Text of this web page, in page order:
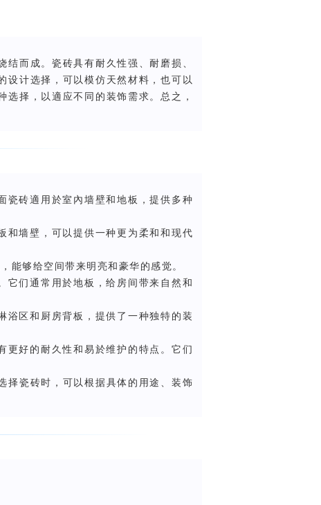
而成。瓷砖具有耐久性强、耐磨损、
设计选择，可以模仿天然材料，也可以
择，以適应不同的装饰需求。总之，
瓷砖適用於室內墙壁和地板，提供多种
和墙壁，可以提供一种更为柔和和现代
能够给空间带来明亮和豪华的感觉。
它们通常用於地板，给房间带来自然和
浴区和厨房背板，提供了一种独特的装
更好的耐久性和易於维护的特点。它们
择瓷砖时，可以根据具体的用途、装饰